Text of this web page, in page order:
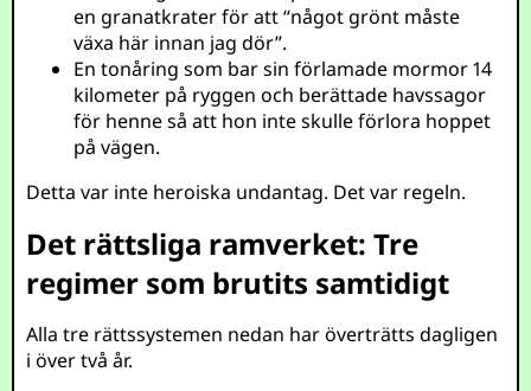
en granatkrater för att “något grönt måste
växa här innan jag dör”.
En tonåring som bar sin förlamade mormor 14
kilometer på ryggen och berättade havssagor
för henne så att hon inte skulle förlora hoppet
på vägen.
Detta var inte heroiska undantag. Det var regeln.
Det rättsliga ramverket: Tre
regimer som brutits samtidigt
Alla tre rättssystemen nedan har överträtts dagligen
i över två år.